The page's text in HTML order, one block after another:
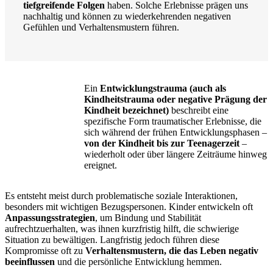
tiefgreifende Folgen haben. Solche Erlebnisse prägen uns
nachhaltig und können zu wiederkehrenden negativen
Gefühlen und Verhaltensmustern führen.
Ein Entwicklungstrauma (auch als
Kindheitstrauma oder negative Prägung der
Kindheit bezeichnet)beschreibt eine
spezifische Form traumatischer Erlebnisse, die
sich während der frühen Entwicklungsphasen –
von der Kindheit bis zur Teenagerzeit–
wiederholt oder über längere Zeiträume hinweg
ereignet.
Es entsteht meist durch problematische soziale Interaktionen,
besonders mit wichtigen Bezugspersonen. Kinder entwickeln oft
Anpassungsstrategien, um Bindung und Stabilität
aufrechtzuerhalten, was ihnen kurzfristig hilft, die schwierige
Situation zu bewältigen. Langfristig jedoch führen diese
Kompromisse oft zu Verhaltensmustern, die das Leben negativ
beeinflussen und die persönliche Entwicklung hemmen.